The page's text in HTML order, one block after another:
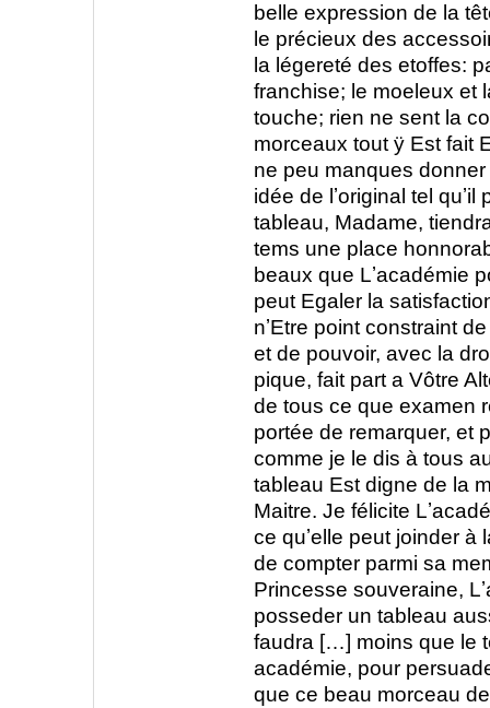
belle expression de la
le précieux des
la légereté des etoffes:
franchise; le moeleux et
touche; rien ne sent la
morceaux tout ӱ Est fait
ne peu manques
idée de lʼoriginal tel quʼil
tableau, Madame,
tems une place
beaux que Lʼacadémie
peut Egaler la
nʼEtre point constraint
et de pouvoir, avec la
pique, fait part a Vôtre
de tous ce que examen
portée de remarquer, et
comme je le dis à tous
tableau Est digne de la
Maitre. Je félicite
ce quʼelle peut joinder à
de compter parmi sa
Princesse souveraine,
posseder un tableau
faudra […] moins que le
académie, pour
que ce beau morceau